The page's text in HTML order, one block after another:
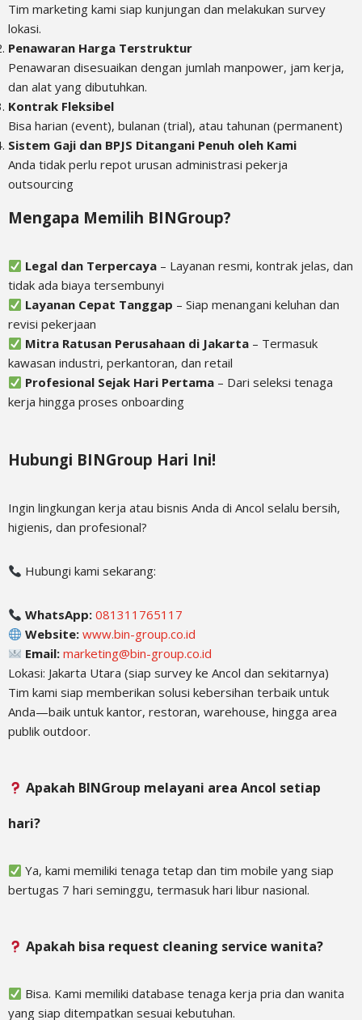
Tim marketing kami siap kunjungan dan melakukan survey
lokasi.
Penawaran Harga Terstruktur
Penawaran disesuaikan dengan jumlah manpower, jam kerja,
dan alat yang dibutuhkan.
Kontrak Fleksibel
Bisa harian (event), bulanan (trial), atau tahunan (permanent)
Sistem Gaji dan BPJS Ditangani Penuh oleh Kami
Anda tidak perlu repot urusan administrasi pekerja
outsourcing
Mengapa Memilih BINGroup?
Legal dan Terpercaya – Layanan resmi, kontrak jelas, dan
tidak ada biaya tersembunyi
Layanan Cepat Tanggap – Siap menangani keluhan dan
revisi pekerjaan
Mitra Ratusan Perusahaan di Jakarta – Termasuk
kawasan industri, perkantoran, dan retail
Profesional Sejak Hari Pertama – Dari seleksi tenaga
kerja hingga proses onboarding
Hubungi BINGroup Hari Ini!
Ingin lingkungan kerja atau bisnis Anda di Ancol selalu bersih,
higienis, dan profesional?
Hubungi kami sekarang:
WhatsApp: 081311765117
Website: www.bin-group.co.id
Email: marketing@bin-group.co.id
Lokasi: Jakarta Utara (siap survey ke Ancol dan sekitarnya)
Tim kami siap memberikan solusi kebersihan terbaik untuk
Anda—baik untuk kantor, restoran, warehouse, hingga area
publik outdoor.
Apakah BINGroup melayani area Ancol setiap
hari?
Ya, kami memiliki tenaga tetap dan tim mobile yang siap
bertugas 7 hari seminggu, termasuk hari libur nasional.
Apakah bisa request cleaning service wanita?
Bisa. Kami memiliki database tenaga kerja pria dan wanita
yang siap ditempatkan sesuai kebutuhan.